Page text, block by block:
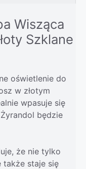
Wisząca
Szklane
oświetlenie do
w złotym
wpasuje się
będzie
że nie tylko
także staje się